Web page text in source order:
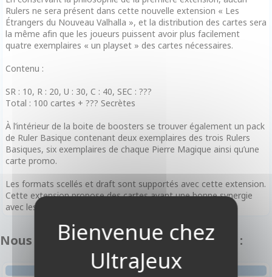
Rulers ne sera présent dans cette nouvelle extension « Les
Étrangers du Nouveau Valhalla », et la distribution des cartes sera
la même afin que les joueurs puissent avoir plus facilement
quatre exemplaires « un playset » des cartes nécessaires.
Contenu :
SR : 10, R : 20, U : 30, C : 40, SEC : ???
Total : 100 cartes + ??? Secrètes
À l’intérieur de la boite de boosters se trouver également un pack
de Ruler Basique contenant deux exemplaires des trois Rulers
Basiques, six exemplaires de chaque Pierre Magique ainsi qu’une
carte promo.
Les formats scellés et draft sont supportés avec cette extension.
Cette extension propose des cartes ayant une bonne synergie
avec les Decks de Démarrage du bloc Nouveau Valhalla.
Nous vous recommandons également :
BOOSTER FRANÇAIS